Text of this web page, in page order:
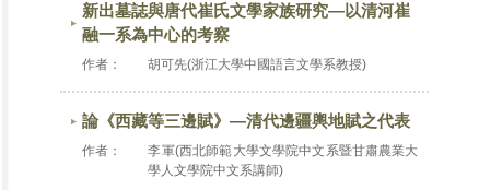
新出墓誌與唐代崔氏文學家族研究―以清河崔
融一系為中心的考察
作者： 胡可先(浙江大學中國語言文學系教授)
論《西藏等三邊賦》―清代邊疆輿地賦之代表
作者：
李軍(西北師範大學文學院中文系暨甘肅農業大
學人文學院中文系講師)